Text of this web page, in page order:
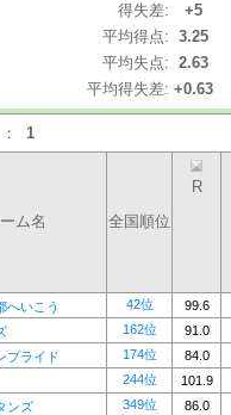
得失差:
+5
平均得点: 3.25
平均失点: 2.63
平均得失差: +0.63
1
ム名 全国順位
R
へいこう 42位
99.6
162位
91.0
プライド 174位
84.0
244位
101.9
ンズ 349位
86.0